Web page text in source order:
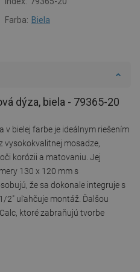
Farba: Biela
dýza, biela - 79365-20
v bielej farbe je ideálnym riešením
vysokokvalitnej mosadze,
korózii a matovaniu. Jej
130 x 120 mm s
že sa dokonale integruje s
2" uľahčuje montáž. Ďalšou
ktoré zabraňujú tvorbe